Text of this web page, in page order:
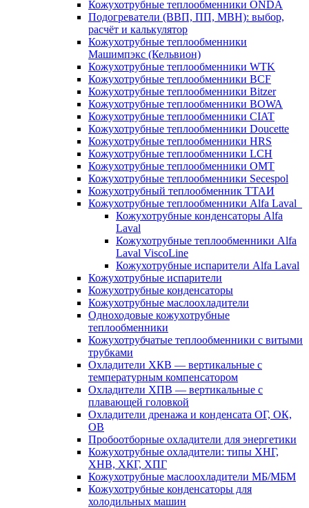
Кожухотрубные теплообменники ONDA
Подогреватели (ВВП, ПП, МВН): выбор,
расчёт и калькулятор
Кожухотрубные теплообменники
Машимпэкс (Кельвион)
Кожухотрубные теплообменники WTK
Кожухотрубные теплообменники BCF
Кожухотрубные теплообменники Bitzer
Кожухотрубные теплообменники BOWA
Кожухотрубные теплообменники CIAT
Кожухотрубные теплообменники Doucette
Кожухотрубные теплообменники HRS
Кожухотрубные теплообменники LCH
Кожухотрубные теплообменники OMT
Кожухотрубные теплообменники Secespol
Кожухотрубный теплообменник ТТАИ
Кожухотрубные теплообменники Alfa Laval
Кожухотрубные конденсаторы Alfa
Laval
Кожухотрубные теплообменники Alfa
Laval ViscoLine
Кожухотрубные испарители Alfa Laval
Кожухотрубные испарители
Кожухотрубные конденсаторы
Кожухотрубные маслоохладители
Одноходовые кожухотрубные
теплообменники
Кожухотрубчатые теплообменники с витыми
трубками
Охладители ХКВ — вертикальные с
температурным компенсатором
Охладители ХПВ — вертикальные с
плавающей головкой
Охладители дренажа и конденсата ОГ, ОК,
ОВ
Пробоотборные охладители для энергетики
Кожухотрубные охладители: типы ХНГ,
ХНВ, ХКГ, ХПГ
Кожухотрубные маслоохладители МБ/МБМ
Кожухотрубные конденсаторы для
холодильных машин